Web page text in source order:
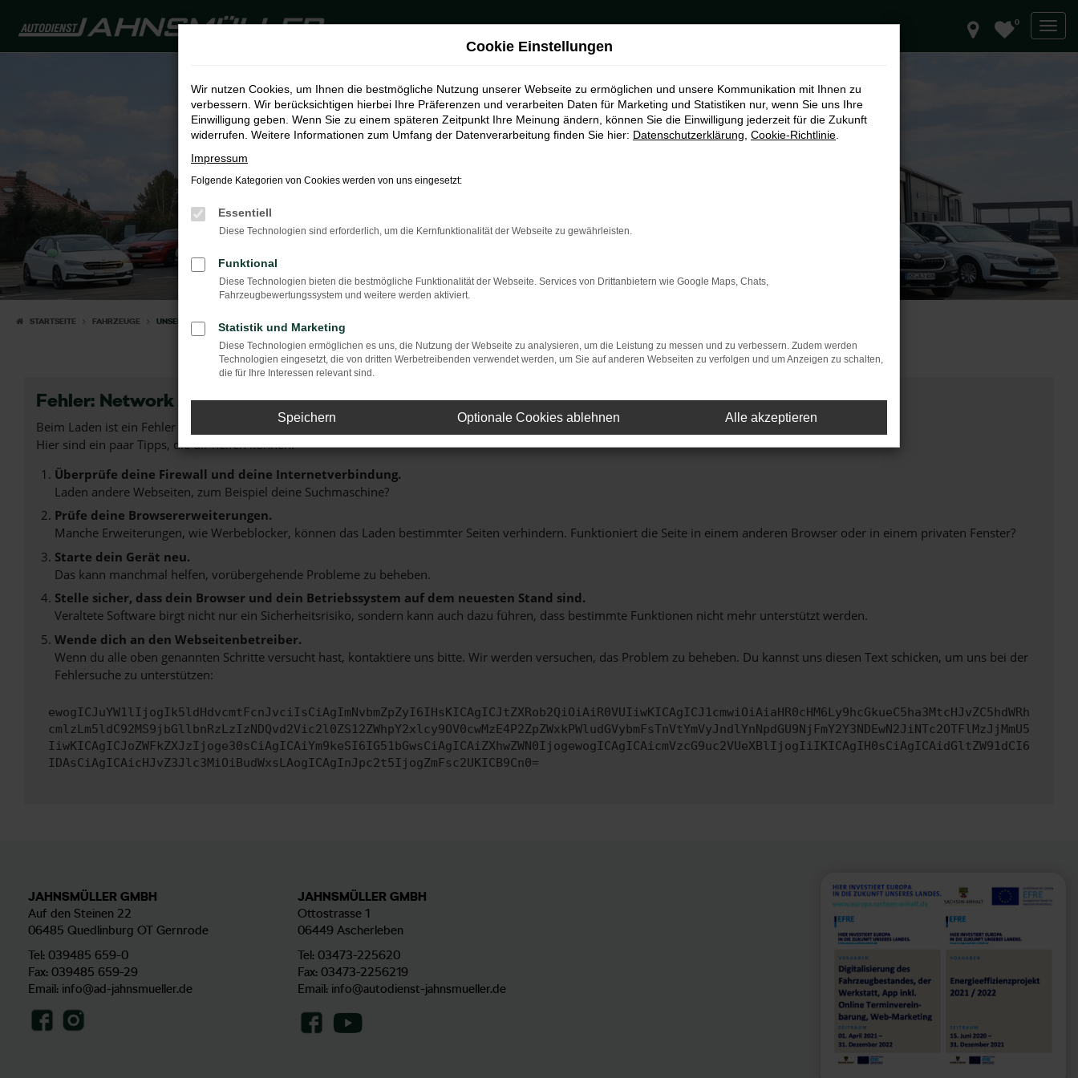
Zum
Hauptinhalt
springen
0
STARTSEITE FAHRZEUGE UNSERE FAHRZEUGE
Fehler: Network Error
Beim Laden ist ein Fehler aufgetreten.
Hier sind ein paar Tipps, die dir helfen können:
Überprüfe deine Firewall und deine Internetverbindung.
Laden andere Webseiten, zum Beispiel deine Suchmaschine?
Prüfe deine Browsererweiterungen.
Manche Erweiterungen, wie Werbeblocker, können das Laden bestimmter Seiten verhindern. Funktioniert die Seite in einem anderen Browser oder in einem privaten Fenster?
Starte dein Gerät neu.
Das kann manchmal helfen, vorübergehende Probleme zu beheben.
Stelle sicher, dass dein Browser und dein Betriebssystem auf dem neuesten Stand sind.
Veraltete Software birgt nicht nur ein Sicherheitsrisiko, sondern kann auch dazu führen, dass bestimmte Funktionen nicht mehr unterstützt werden.
Wende dich an den Webseitenbetreiber.
Wenn du alle oben genannten Schritte versucht hast, kontaktiere uns bitte. Wir werden versuchen, das Problem zu beheben. Du kannst uns diesen Text schicken, um uns bei der
Fehlersuche zu unterstützen:
ewogICJuYW1lIjogIk5ldHdvcmtFcnJvciIsCiAgImNvbmZpZyI6IHsKICAgICJtZXRob2QiOiAiR0VUIiwKICAgICJ1cmwiOiAiaHR0cHM6Ly9hcGkueC5ha3MtcHJvZC5hdWRh
cmlzLm5ldC92MS9jbGllbnRzLzIzNDQvd2Vic2l0ZS12ZWhpY2xlcy9OV0cwMzE4P2ZpZWxkPWludGVybmFsTnVtYmVyJndlYnNpdGU9NjFmY2Y3NDEwN2JiNTc2OTFlMzJjMmU5
IiwKICAgICJoZWFkZXJzIjoge30sCiAgICAiYm9keSI6IG51bGwsCiAgICAiZXhwZWN0IjogewogICAgICAicmVzcG9uc2VUeXBlIjogIiIKICAgIH0sCiAgICAidGltZW91dCI6
IDAsCiAgICAicHJvZ3Jlc3MiOiBudWxsLAogICAgInJpc2t5IjogZmFsc2UKICB9Cn0=
JAHNSMÜLLER GMBH
Auf den Steinen 22
06485 Quedlinburg OT Gernrode
Tel: 039485 659-0
Fax: 039485 659-29
Email: info@ad-jahnsmueller.de
JAHNSMÜLLER GMBH
Ottostrasse 1
06449 Ascherleben
Tel: 03473-225620
Fax: 03473-2256219
Email: info@autodienst-jahnsmueller.de
Cookie Einstellungen
Wir nutzen Cookies, um Ihnen die bestmögliche Nutzung unserer Webseite zu ermöglichen und unsere Kommunikation mit Ihnen zu
verbessern. Wir berücksichtigen hierbei Ihre Präferenzen und verarbeiten Daten für Marketing und Statistiken nur, wenn Sie uns Ihre
Einwilligung geben. Wenn Sie zu einem späteren Zeitpunkt Ihre Meinung ändern, können Sie die Einwilligung jederzeit für die Zukunft
widerrufen. Weitere Informationen zum Umfang der Datenverarbeitung finden Sie hier: Datenschutzerklärung Cookie-Richtlinie
Impressum
Folgende Kategorien von Cookies werden von uns eingesetzt:
Essentiell
Diese Technologien sind erforderlich, um die Kernfunktionalität der Webseite zu gewährleisten.
Funktional
Diese Technologien bieten die bestmögliche Funktionalität der Webseite. Services von Drittanbietern wie Google Maps, Chats,
Fahrzeugbewertungssystem und weitere werden aktiviert.
Statistik und Marketing
Diese Technologien ermöglichen es uns, die Nutzung der Webseite zu analysieren, um die Leistung zu messen und zu verbessern. Zudem werden
Technologien eingesetzt, die von dritten Werbetreibenden verwendet werden, um Sie auf anderen Webseiten zu verfolgen und um Anzeigen zu schalten,
die für Ihre Interessen relevant sind.
Speichern Optionale Cookies ablehnen Alle akzeptieren